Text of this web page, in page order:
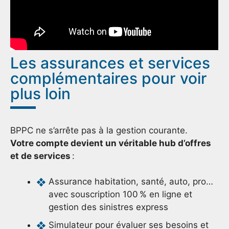
Les assurances et services
complémentaires pour voir
plus loin
BPPC ne s’arrête pas à la gestion courante.
Votre compte devient un véritable hub d’offres
et de services :
Assurance habitation, santé, auto, pro…
avec souscription 100 % en ligne et
gestion des sinistres express
Simulateur pour évaluer ses besoins et